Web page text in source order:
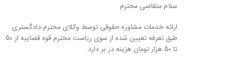
سلام متقاضی محترم
ارائه خدمات مشاوره حقوقی توسط وکلای محترم دادگستری
طبق تعرفه تعیین شده از سوی ریاست محترم قوه قضاییه از 50
تا 50 هزار تومان هزینه در بر دارد.